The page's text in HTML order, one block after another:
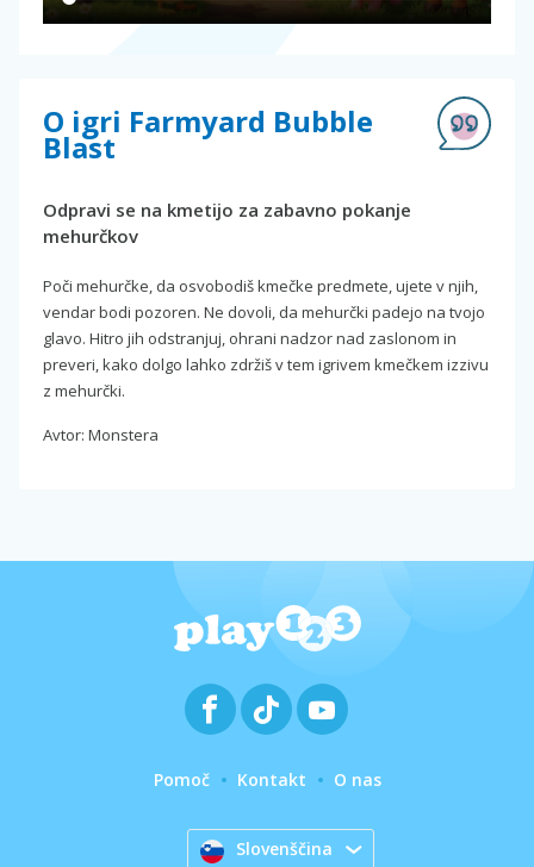
O igri Farmyard Bubble
Blast
Odpravi se na kmetijo za zabavno pokanje
mehurčkov
Poči mehurčke, da osvobodiš kmečke predmete, ujete v njih,
vendar bodi pozoren. Ne dovoli, da mehurčki padejo na tvojo
glavo. Hitro jih odstranjuj, ohrani nadzor nad zaslonom in
preveri, kako dolgo lahko zdržiš v tem igrivem kmečkem izzivu
z mehurčki.
Avtor: Monstera
Pomoč Kontakt O nas
Slovenščina